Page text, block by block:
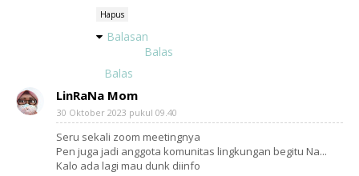
Hapus
Balasan
Balas
Balas
LinRaNa Mom
30 Oktober 2023 pukul 09.40
Seru sekali zoom meetingnya
Pen juga jadi anggota komunitas lingkungan begitu Na...
Kalo ada lagi mau dunk diinfo